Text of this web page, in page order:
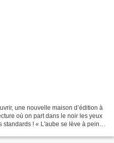
une nouvelle maison d’édition à
où on part dans le noir les yeux
! « L'aube se lève à peine